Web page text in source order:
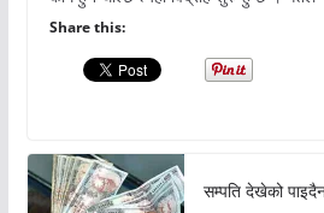
Share this:
सम्पति देखेको